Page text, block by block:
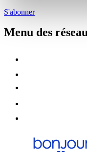
S'abonner
Menu des